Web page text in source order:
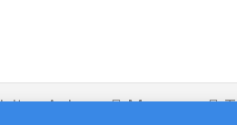
Aviso Marcas